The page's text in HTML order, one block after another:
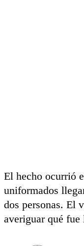
El hecho ocurrió
uniformados
dos personas. El
averiguar qué fue